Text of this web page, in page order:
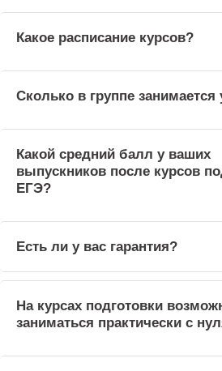
Какое расписание курсов?
Сколько в группе занимается
Какой средний балл у ваших
выпускников после курсов
ЕГЭ?
Есть ли у вас гарантия?
На курсах подготовки
заниматься практически с